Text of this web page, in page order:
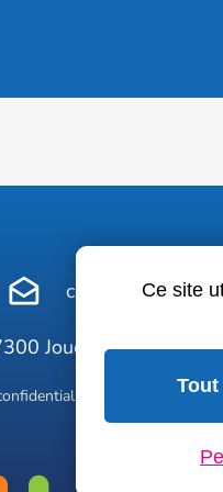
Joué-lès-Tours
Conditions
Ce site